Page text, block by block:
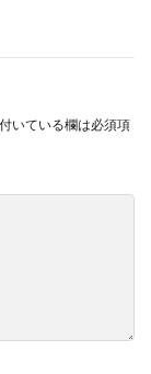
いている欄は必須項